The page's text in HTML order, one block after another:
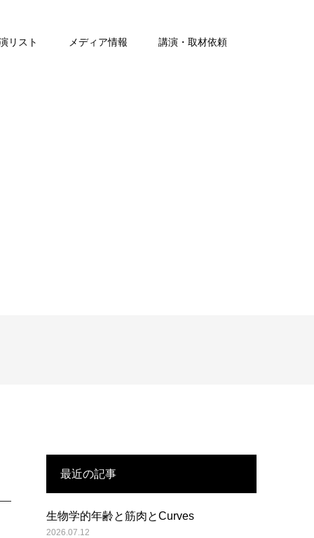
リスト メディア情報 講演・取材依頼
最近の記事
生物学的年齢と筋肉とCurves
2026.07.12